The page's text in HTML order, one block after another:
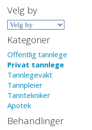
Velg by
Kategorier
Offentlig tannlege
Privat tannlege
Tannlegevakt
Tannpleier
Tanntekniker
Apotek
Behandlinger